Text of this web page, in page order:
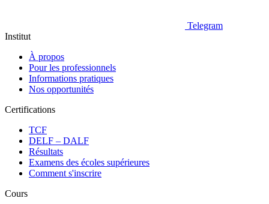
Telegram
Institut
À propos
Pour les professionnels
Informations pratiques
Nos opportunités
Certifications
TCF
DELF – DALF
Résultats
Examens des écoles supérieures
Comment s'inscrire
Cours